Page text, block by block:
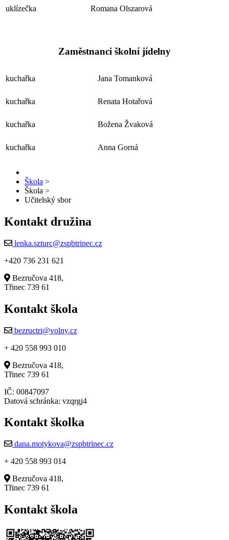
uklízečka
Romana Olszarová
Zaměstnanci školní jídelny
kuchařka Jana Tomanková
kuchařka Renata Hotařová
kuchařka Božena Žvaková
kuchařka Anna Gorná
Škola >
Škola >
Učitelský sbor
Kontakt družina
lenka.szturc@zspbtrinec.cz
+420 736 231 621
Bezručova 418,
Třinec 739 61
Kontakt škola
bezructri@volny.cz
+ 420 558 993 010
Bezručova 418,
Třinec 739 61
IČ: 00847097
Datová schránka: vzqrgj4
Kontakt školka
dana.motykova@zspbtrinec.cz
+ 420 558 993 014
Bezručova 418,
Třinec 739 61
Kontakt škola